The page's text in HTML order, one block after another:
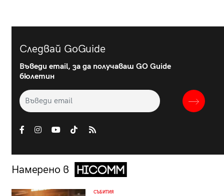
Следвай GoGuide
Въведи email, за да получаваш GO Guide
бюлетин
Намерено в
СЪБИТИЯ